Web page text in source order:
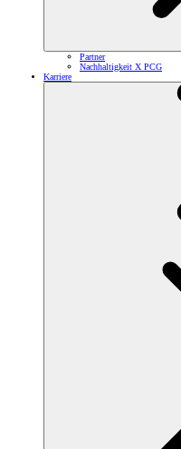
Partner
Nachhaltigkeit X PCG
Karriere